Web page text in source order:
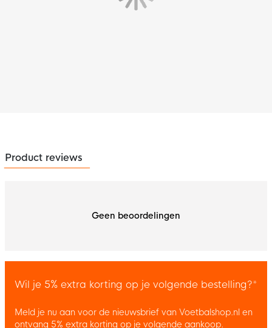
Product reviews
Geen beoordelingen
Wil je 5% extra korting op je volgende bestelling?*
Meld je nu aan voor de nieuwsbrief van Voetbalshop.nl en
ontvang 5% extra korting op je volgende aankoop.